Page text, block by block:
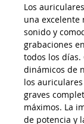
Los
una excelente
sonido y
grabaciones
todos los días.
dinámicos de
los auriculares
graves
máximos. La
de potencia y